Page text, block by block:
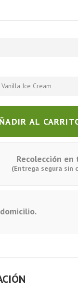
Ice Cream
AL
Recolección en
(Entrega segura sin